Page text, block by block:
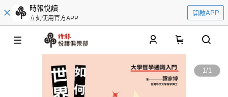
時報悅讀
立刻使用官方APP
開啟APP
1/1